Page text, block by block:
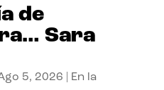
de
Sara
5, 2026
En la